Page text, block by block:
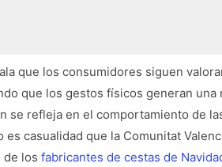
que los consumidores siguen
que los gestos físicos generan una
se refleja en el comportamiento de
casualidad que la Comunitat
de los fabricantes de cestas de